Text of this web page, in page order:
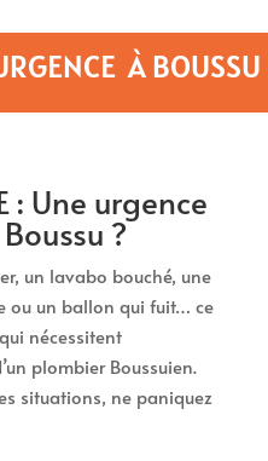
À BOUSSU
: Une urgence
?
un lavabo bouché, une
ou un ballon qui fuit… ce
nécessitent
plombier Boussuien.
situations, ne paniquez